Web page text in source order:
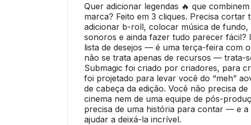
Quer adicionar legendas 🔥 que
marca? Feito em 3 cliques. Precisa cortar
adicionar b-roll, colocar música de fundo,
sonoros e ainda fazer tudo parecer fácil?
lista de desejos — é uma terça-feira com
não se trata apenas de recursos — trata-
Submagic foi criado por criadores, para
foi projetado para levar você do “meh”
de cabeça da edição. Você não precisa
cinema nem de uma equipe de pós-
precisa de uma história para contar — e a
ajudar a deixá-la incrível.